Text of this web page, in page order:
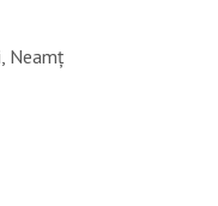
Neamţ